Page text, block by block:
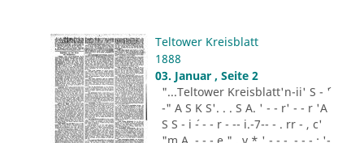
Teltower Kreisblatt
1888
03. Januar , Seite 2
"...Teltower Kreisblatt'n-ii' S - ´'
-" A S K S'. . . S A. ' - - r' - - r 'A
S S - i ´- - - r - -- i.-7-- - . rr - , c'